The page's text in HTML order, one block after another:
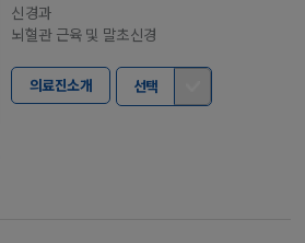
신경과
뇌혈관 근육 및 말초신경
의료진소개 선택